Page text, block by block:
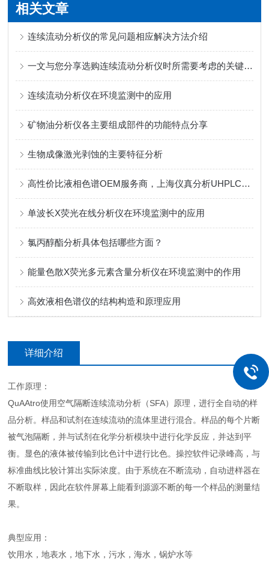
相关文章
连续流动分析仪的常见问题相应解决方法介绍
一文与您分享选购连续流动分析仪时所需要考虑的关键因素
连续流动分析仪在环境监测中的应用
矿物油分析仪各主要组成部件的功能特点分享
生物成像激光剥蚀的主要特征分析
高性价比液相色谱OEM服务商，上海仪真分析UHPLC液相OEM方案
单波长X荧光在线分析仪在环境监测中的应用
氯丙醇酯分析具体包括哪些方面？
能量色散X荧光多元素含量分析仪在环境监测中的作用
高效液相色谱仪的结构构造和原理应用
详细介绍
工作原理：
QuAAtro使用空气隔断连续流动分析（SFA）原理，进行全自动的样
品分析。样品和试剂在连续流动的流体里进行混合。样品的每个片断
被气泡隔断，并与试剂在化学分析模块中进行化学反应，并达到平
衡。显色的液体被传输到比色计中进行比色。操控软件记录峰高，与
标准曲线比较计算出实际浓度。由于系统在不断流动，自动进样器在
不断取样，因此在软件屏幕上能看到源源不断的每一个样品的测量结
果。
典型应用：
饮用水，地表水，地下水，污水，海水，锅炉水等